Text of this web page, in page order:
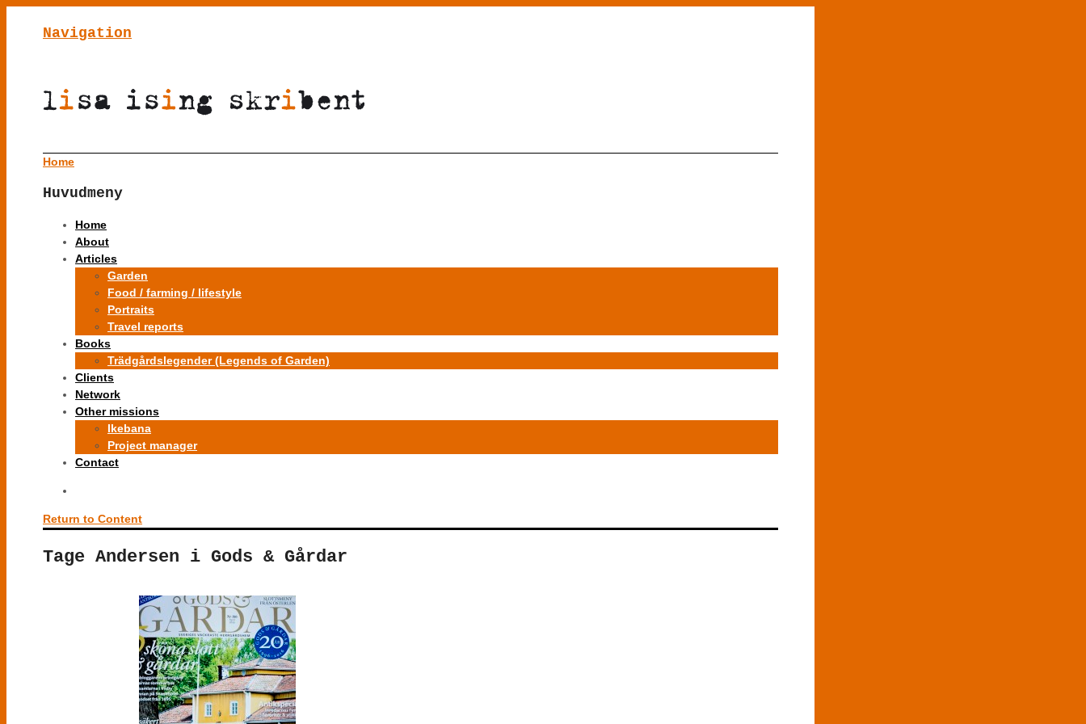
Navigation
Home
Huvudmeny
Home
About
Articles
Garden
Food / farming / lifestyle
Portraits
Travel reports
Books
Trädgårdslegender (Legends of Garden)
Clients
Network
Other missions
Ikebana
Project manager
Contact
Return to Content
Tage Andersen i Gods & Gårdar